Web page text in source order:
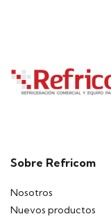
Sobre Refricom
Nosotros
Nuevos productos